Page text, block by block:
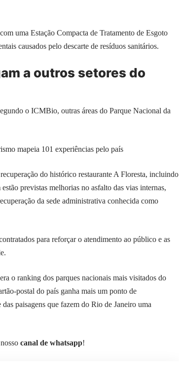
uma Estação Compacta de Tratamento de Esgoto
causados pelo descarte de resíduos sanitários.
a outros setores do
o ICMBio, outras áreas do Parque Nacional da
mapeia 101 experiências pelo país
do histórico restaurante A Floresta, incluindo
previstas melhorias no asfalto das vias internas,
da sede administrativa conhecida como
para reforçar o atendimento ao público e as
o ranking dos parques nacionais mais visitados do
postal do país ganha mais um ponto de
paisagens que fazem do Rio de Janeiro uma
canal de whatsapp!